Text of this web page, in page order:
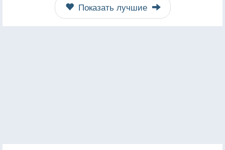
Показать лучшие